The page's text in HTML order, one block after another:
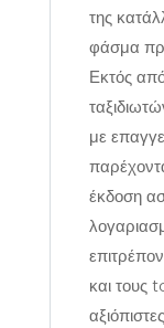
της
φάσμα
Εκτός
με
έκδοση
και